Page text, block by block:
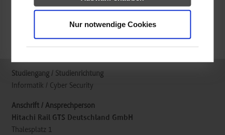
Nur notwendige Cookies
Informatik / Cyber Security
Hitachi Rail GTS Deutschland GmbH
Thalesplatz 1